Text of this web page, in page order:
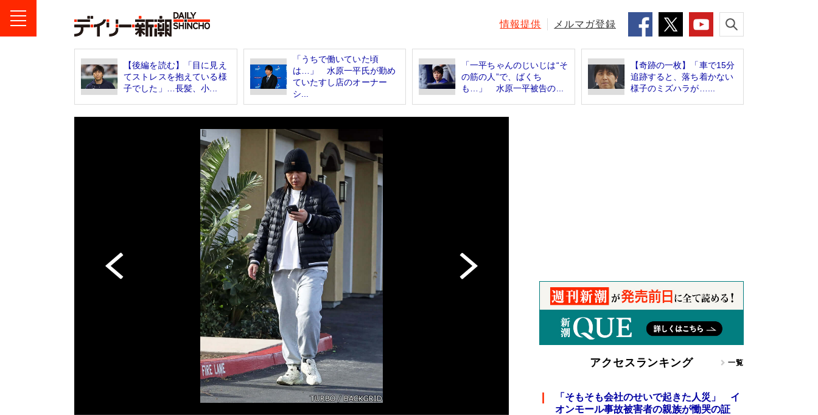
情報提供 メルマガ登録
【後編を読む】「目に見え
てストレスを抱えている様
子でした」…長髪、小...
「うちで働いていた頃
は…」 水原一平氏が勤め
ていたすし店のオーナー
シ...
「一平ちゃんのじいじは“そ
の筋の人”で、ばくち
も…」 水原一平被告の...
【奇跡の一枚】「車で15分
追跡すると、落ち着かない
様子のミズハラが…...
アクセスランキング 一覧
「そもそも会社のせいで起きた人災」 イ
オンモール事故被害者の親族が慟哭の証